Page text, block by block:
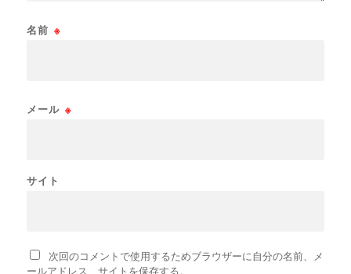
名前 ※
メール ※
サイト
次回のコメントで使用するためブラウザーに自分の名前、メ
ールアドレス、サイトを保存する。